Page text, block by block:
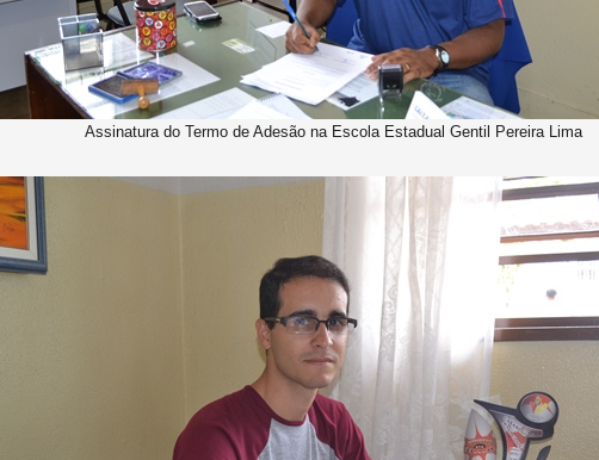
Assinatura do Termo de Adesão na Escola Estadual Gentil Pereira Lima